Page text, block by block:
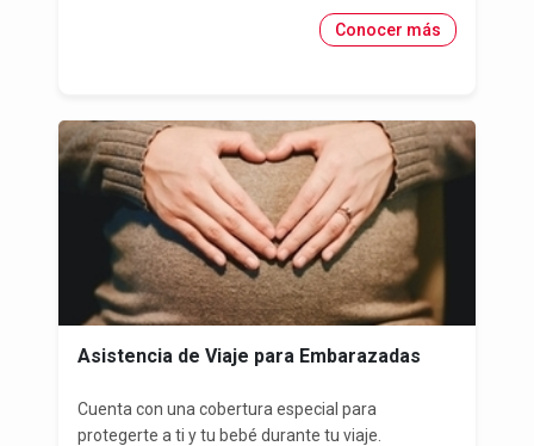
Conocer más
Asistencia de Viaje para Embarazadas
Cuenta con una cobertura especial para
protegerte a ti y tu bebé durante tu viaje.